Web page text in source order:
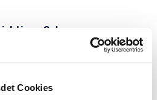
Cookies
Ort
und dem ständig
über die Wirkung von Licht
wird jedes Zimmer für sich